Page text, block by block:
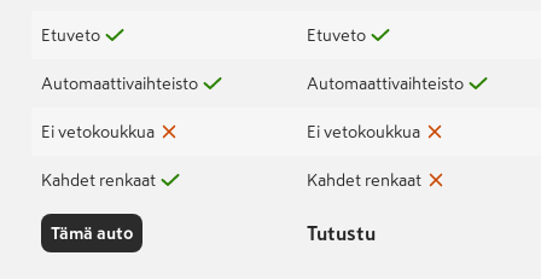
Etuveto
Automaattivaihteisto
Ei vetokoukkua
Kahdet renkaat
Tämä auto
Etuveto
Automaattivaihteisto
Ei vetokoukkua
Kahdet renkaat
Tutustu